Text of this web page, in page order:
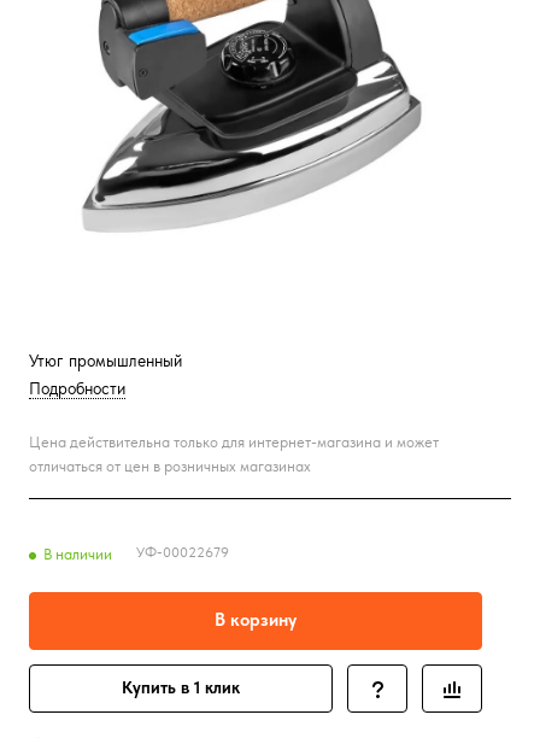
Утюг промышленный
Подробности
Цена действительна только для интернет-магазина и может
отличаться от цен в розничных магазинах
В наличии УФ-00022679
В корзину
Купить в 1 клик